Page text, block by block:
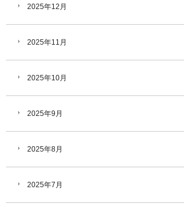
2025年12月
2025年11月
2025年10月
2025年9月
2025年8月
2025年7月